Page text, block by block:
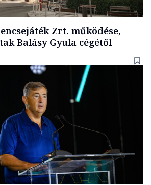
Zrt. működése,
Balásy Gyula cégétől